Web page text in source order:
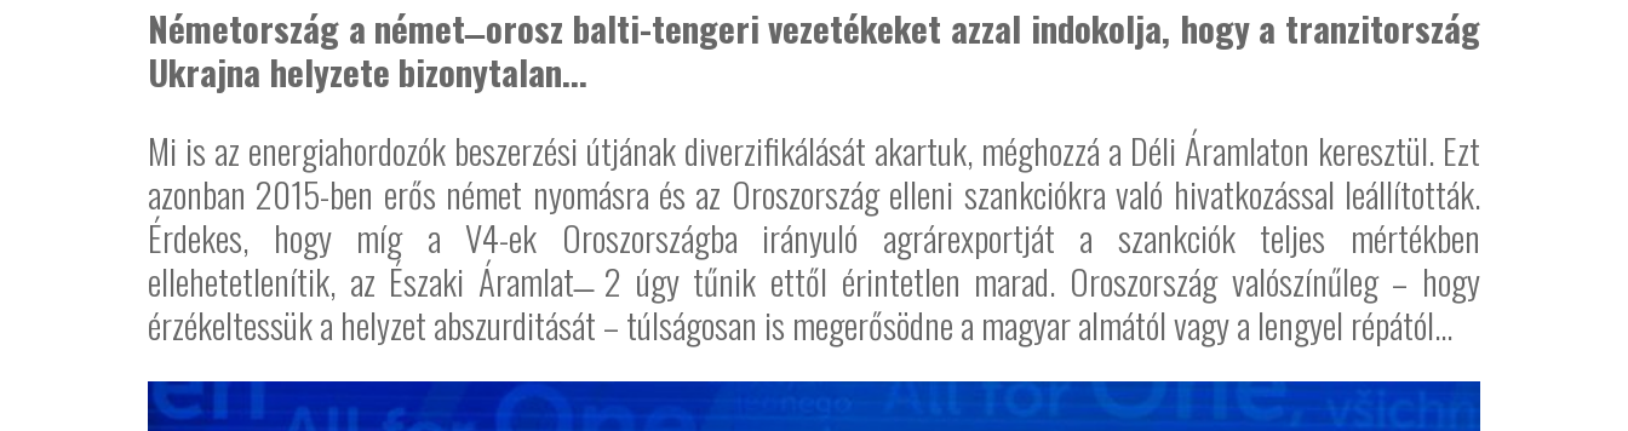
Németország a németorosz balti-tengeri vezetékeket azzal indokolja, hogy a tranzitország
Ukrajna helyzete bizonytalan...
Mi is az energiahordozók beszerzési útjának diverzifikálását akartuk, méghozzá a Déli Áramlaton keresztül. Ezt
azonban 2015-ben erős német nyomásra és az Oroszország elleni szankciókra való hivatkozással leállították.
Érdekes, hogy míg a V4-ek Oroszországba irányuló agrárexportját a szankciók teljes mértékben
ellehetetlenítik, az Északi Áramlat ̶ 2 úgy tűnik ettől érintetlen marad. Oroszország valószínűleg – hogy
érzékeltessük a helyzet abszurditását – túlságosan is megerősödne a magyar almától vagy a lengyel répától…